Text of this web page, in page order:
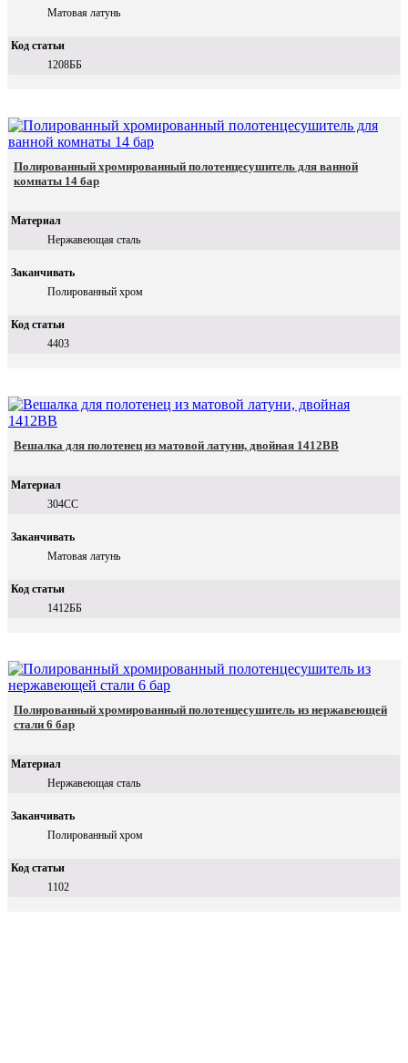
Матовая латунь
Код статьи
1208ББ
Полированный хромированный полотенцесушитель для ванной
комнаты 14 бар
Материал
Нержавеющая сталь
Заканчивать
Полированный хром
Код статьи
4403
Вешалка для полотенец из матовой латуни, двойная 1412BB
Материал
304СС
Заканчивать
Матовая латунь
Код статьи
1412ББ
Полированный хромированный полотенцесушитель из нержавеющей
стали 6 бар
Материал
Нержавеющая сталь
Заканчивать
Полированный хром
Код статьи
1102